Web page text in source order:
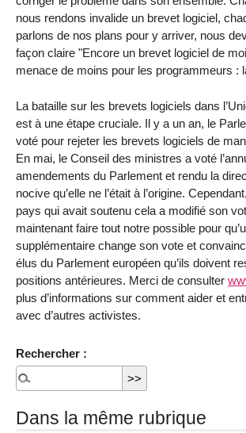
nous rendons invalide un brevet logiciel,
parlons de nos plans pour y arriver, nous
façon claire "Encore un brevet logiciel de
menace de moins pour les programmeurs :
La bataille sur les brevets logiciels dans
est à une étape cruciale. Il y a un an, le
voté pour rejeter les brevets logiciels de
En mai, le Conseil des ministres a voté
amendements du Parlement et rendu la
nocive qu’elle ne l’était à l’origine.
pays qui avait soutenu cela a modifié son
maintenant faire tout notre possible pour
supplémentaire change son vote et
élus du Parlement européen qu’ils doivent
positions antérieures. Merci de consulter
plus d’informations sur comment aider et
avec d’autres activistes.
Rechercher :
Dans la même rubrique